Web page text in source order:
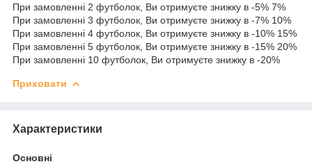
При замовленні 2 футболок, Ви отримуєте знижку в -5% 7%
При замовленні 3 футболок, Ви отримуєте знижку в -7% 10%
При замовленні 4 футболок, Ви отримуєте знижку в -10% 15%
При замовленні 5 футболок, Ви отримуєте знижку в -15% 20%
При замовленні 10 футболок, Ви отримуєте знижку в -20%
Приховати
Характеристики
Основні